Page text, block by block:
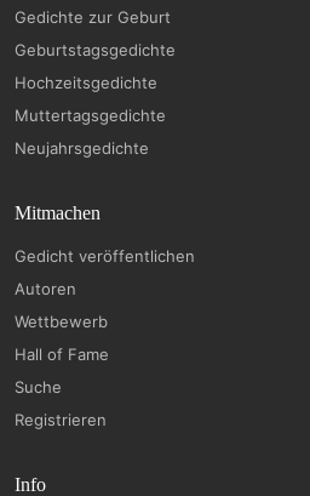
Gedichte zur Geburt
Geburtstagsgedichte
Hochzeitsgedichte
Muttertagsgedichte
Neujahrsgedichte
Mitmachen
Gedicht veröffentlichen
Autoren
Wettbewerb
Hall of Fame
Suche
Registrieren
Info